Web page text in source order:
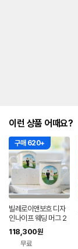
이런 상품 어때요?
구매 620+
빌레로이앤보흐 디자
인나이프 웨딩 머그 2
P 선물세트
118,300원
무료